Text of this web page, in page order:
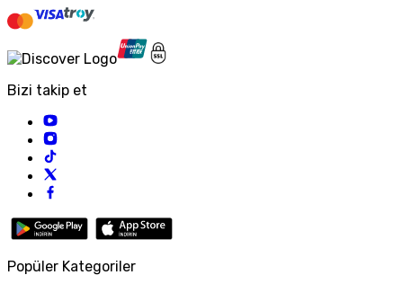
Bizi takip et
Popüler Kategoriler